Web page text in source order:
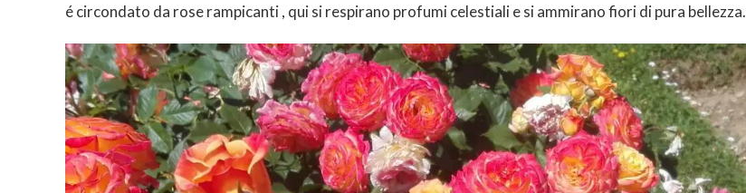
é circondato da rose rampicanti , qui si respirano profumi celestiali e si ammirano fiori di pura bellezza.